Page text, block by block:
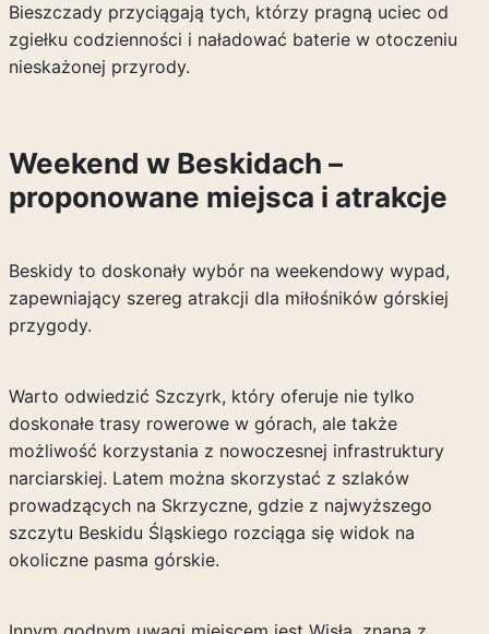
Bieszczady przyciągają tych, którzy pragną uciec od
zgiełku codzienności i naładować baterie w otoczeniu
nieskażonej przyrody.
Weekend w Beskidach –
proponowane miejsca i atrakcje
Beskidy to doskonały wybór na weekendowy wypad,
zapewniający szereg atrakcji dla miłośników górskiej
przygody.
Warto odwiedzić Szczyrk, który oferuje nie tylko
doskonałe trasy rowerowe w górach, ale także
możliwość korzystania z nowoczesnej infrastruktury
narciarskiej. Latem można skorzystać z szlaków
prowadzących na Skrzyczne, gdzie z najwyższego
szczytu Beskidu Śląskiego rozciąga się widok na
okoliczne pasma górskie.